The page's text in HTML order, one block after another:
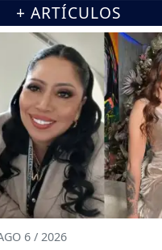
+ ARTÍCULOS
6 / 2026